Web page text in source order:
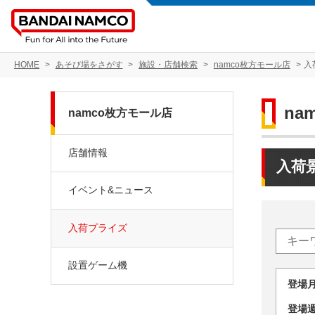
HOME あそび場をさがす 施設・店舗検索 namco枚方モール店 入
入荷
登
登
namco枚方モール店
店舗情報
イベント&ニュース
入荷プライズ
設置ゲーム機